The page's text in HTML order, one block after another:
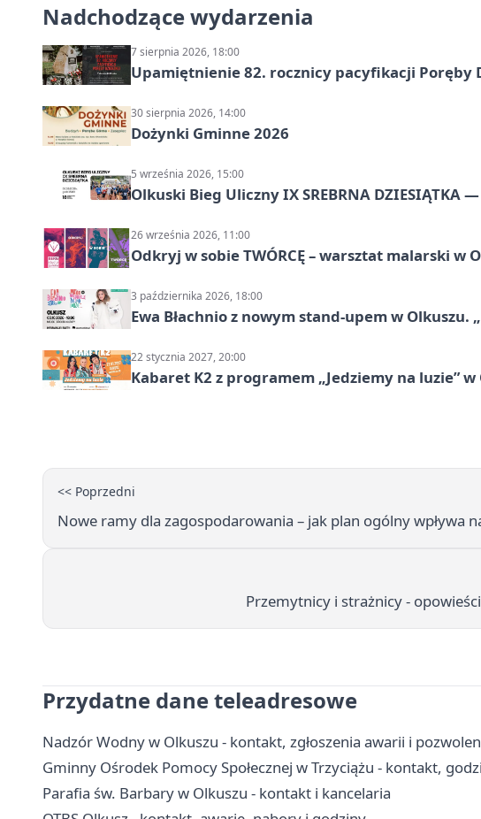
Nadchodzące wydarzenia
7 sierpnia 2026, 18:00
Upamiętnienie 82. rocznicy pacyfikacji Poręby
30 sierpnia 2026, 14:00
Dożynki Gminne 2026
5 września 2026, 15:00
Olkuski Bieg Uliczny IX SREBRNA DZIESIĄTKA
26 września 2026, 11:00
Odkryj w sobie TWÓRCĘ – warsztat malarski w
3 października 2026, 18:00
Ewa Błachnio z nowym stand-upem w
22 stycznia 2027, 20:00
Kabaret K2 z programem „Jedziemy na luzie” w
<< Poprzedni
Nowe ramy dla zagospodarowania – jak plan ogólny wpływa
Przemytnicy i strażnicy -
Przydatne dane teleadresowe
Nadzór Wodny w Olkuszu - kontakt, zgłoszenia awarii i
Gminny Ośrodek Pomocy Społecznej w Trzyciążu - kontakt,
Parafia św. Barbary w Olkuszu - kontakt i kancelaria